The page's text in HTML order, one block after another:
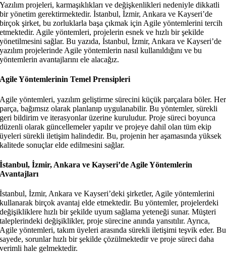
Yazılım projeleri, karmaşıklıkları ve değişkenlikleri nedeniyle dikkatli
bir yönetim gerektirmektedir. İstanbul, İzmir, Ankara ve Kayseri’de
birçok şirket, bu zorluklarla başa çıkmak için Agile yöntemlerini tercih
etmektedir. Agile yöntemleri, projelerin esnek ve hızlı bir şekilde
yönetilmesini sağlar. Bu yazıda, İstanbul, İzmir, Ankara ve Kayseri’de
yazılım projelerinde Agile yöntemlerin nasıl kullanıldığını ve bu
yöntemlerin avantajlarını ele alacağız.
Agile Yöntemlerinin Temel Prensipleri
Agile yöntemleri, yazılım geliştirme sürecini küçük parçalara böler. Her
parça, bağımsız olarak planlanıp uygulanabilir. Bu yöntemler, sürekli
geri bildirim ve iterasyonlar üzerine kuruludur. Proje süreci boyunca
düzenli olarak güncellemeler yapılır ve projeye dahil olan tüm ekip
üyeleri sürekli iletişim halindedir. Bu, projenin her aşamasında yüksek
kalitede sonuçlar elde edilmesini sağlar.
İstanbul, İzmir, Ankara ve Kayseri’de Agile Yöntemlerin
Avantajları
İstanbul, İzmir, Ankara ve Kayseri’deki şirketler, Agile yöntemlerini
kullanarak birçok avantaj elde etmektedir. Bu yöntemler, projelerdeki
değişikliklere hızlı bir şekilde uyum sağlama yeteneği sunar. Müşteri
taleplerindeki değişiklikler, proje sürecine anında yansıtılır. Ayrıca,
Agile yöntemleri, takım üyeleri arasında sürekli iletişimi teşvik eder. Bu
sayede, sorunlar hızlı bir şekilde çözülmektedir ve proje süreci daha
verimli hale gelmektedir.